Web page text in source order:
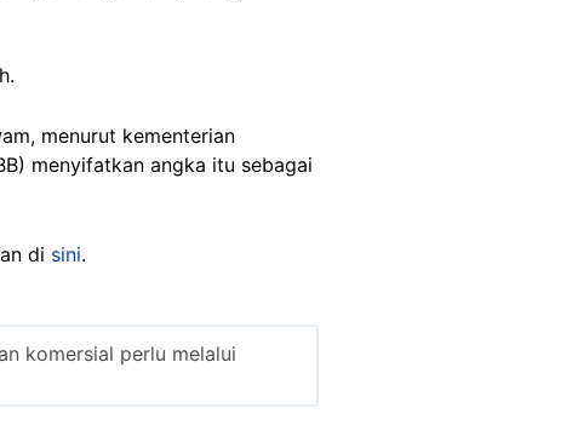
menurut kementerian
menyifatkan angka itu sebagai
di sini.
komersial perlu melalui